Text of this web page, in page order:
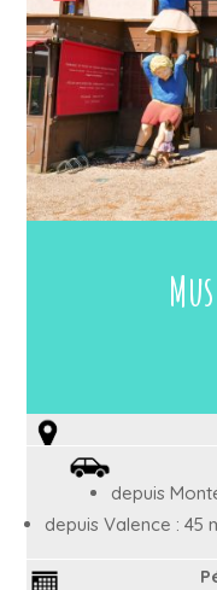
depuis
depuis Valence : 45